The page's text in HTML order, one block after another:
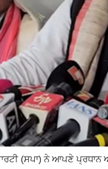
(ਸਪਾ) ਨੇ ਆਪਣੇ